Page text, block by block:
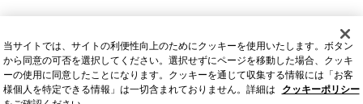
当サイトでは、サイトの利便性向上のためにクッキーを使用いたします。ボタン
から同意の可否を選択してください。選択せずにページを移動した場合、クッキ
ーの使用に同意したことになります。クッキーを通じて収集する情報には「お客
様個人を特定できる情報」は一切含まれておりません。詳細は
クッキーポリシー